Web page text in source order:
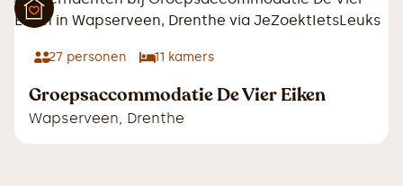
27 personen 11 kamers
Groepsaccommodatie De Vier Eiken
Wapserveen, Drenthe